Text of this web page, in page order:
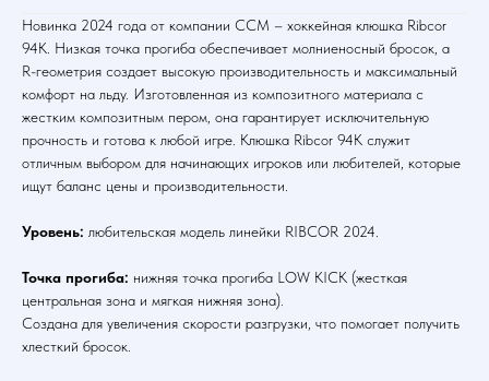
Новинка 2024 года от компании CCM – хоккейная клюшка Ribcor
94K. Низкая точка прогиба обеспечивает молниеносный бросок, а
R-геометрия создает высокую производительность и максимальный
комфорт на льду. Изготовленная из композитного материала с
жестким композитным пером, она гарантирует исключительную
прочность и готова к любой игре. Клюшка Ribcor 94K служит
отличным выбором для начинающих игроков или любителей, которые
ищут баланс цены и производительности.
Уровень: любительская модель линейки RIBCOR 2024.
Точка прогиба: нижняя точка прогиба LOW KICK (жесткая
центральная зона и мягкая нижняя зона).
Создана для увеличения скорости разгрузки, что помогает получить
хлесткий бросок.